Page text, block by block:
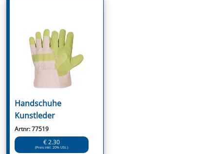
Handschuhe
Kunstleder
Artnr: 77519
€ 2.30
(Preis inkl. 20% USt.)